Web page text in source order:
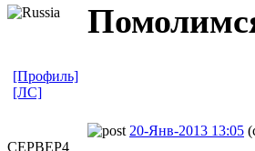
[Профиль]
[ЛС]
CEPBEP4
20-Янв-2013 13:05